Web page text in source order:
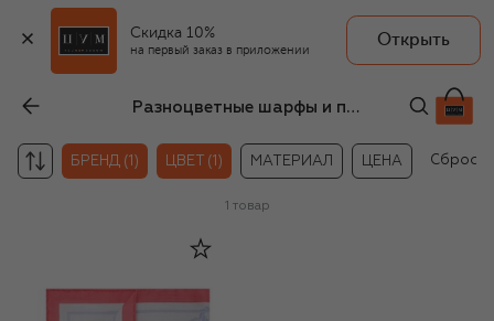
Скидка 10%
на первый заказ в приложении
Открыть
Разноцветные шарфы и платки для детей EIRENE
БРЕНД (1) ЦВЕТ (1) МАТЕРИАЛ ЦЕНА
1 товар